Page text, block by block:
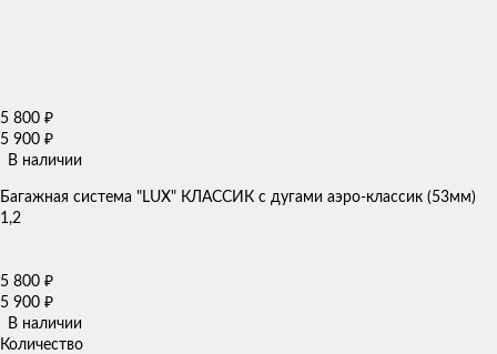
5 800 ₽
5 900 ₽
В наличии
Багажная система "LUX" КЛАССИК с дугами аэро-классик (53мм)
1,2
5 800 ₽
5 900 ₽
В наличии
Количество